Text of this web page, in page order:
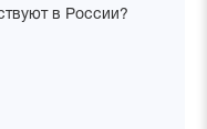
в России?